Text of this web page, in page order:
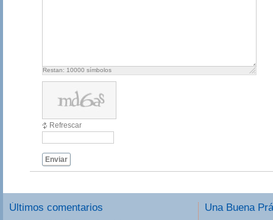
Restan: 10000 símbolos
Refrescar
Enviar
Últimos comentarios Una Buena